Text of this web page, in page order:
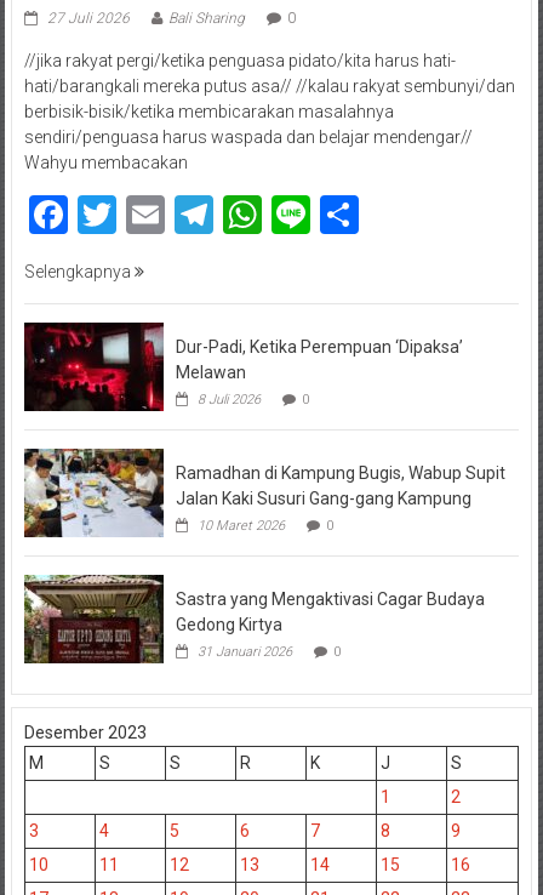
27 Juli 2026 Bali Sharing 0
//jika rakyat pergi/ketika penguasa pidato/kita harus hati-
hati/barangkali mereka putus asa// //kalau rakyat sembunyi/dan
berbisik-bisik/ketika membicarakan masalahnya
sendiri/penguasa harus waspada dan belajar mendengar//
Wahyu membacakan
Facebook
Twitter
EmailTelegram
WhatsApp
LineShare
Selengkapnya
Dur-Padi, Ketika Perempuan ‘Dipaksa’
Melawan
8 Juli 2026 0
Ramadhan di Kampung Bugis, Wabup Supit
Jalan Kaki Susuri Gang-gang Kampung
10 Maret 2026 0
Sastra yang Mengaktivasi Cagar Budaya
Gedong Kirtya
31 Januari 2026 0
Desember 2023
M
S S R K J
S
1
2
3
4 5 6 7 8
9
10
11 12 13 14 15
16